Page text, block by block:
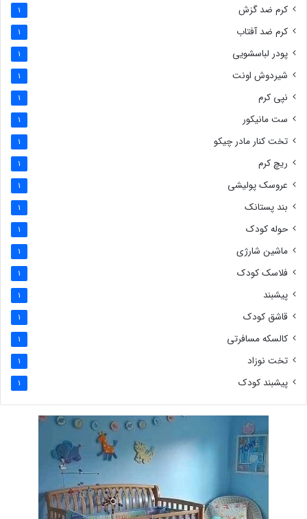
کرم ضد گزش 1
کرم ضد آفتاب 1
پودر لباسشویی 1
شیردوش اونت 1
نپی کرم 1
ست مانیکور 1
تخت کنار مادر چیکو 1
ریچ کرم 1
عروسک پولیشی 1
بند پستانک 1
حوله کودک 1
ماشین شارژی 1
فلاسک کودک 1
پیشبند 1
قاشق کودک 1
کالسکه مسافرتی 1
تخت نوزاد 1
پیشبند کودک 1